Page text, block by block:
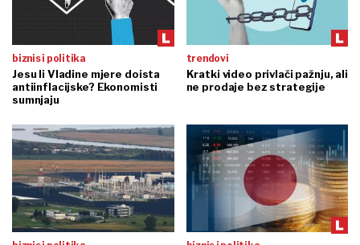
biznis i politika
Jesu li Vladine mjere doista
antiinflacijske? Ekonomisti
sumnjaju
trendovi
Kratki video privlači pažnju, ali
ne prodaje bez strategije